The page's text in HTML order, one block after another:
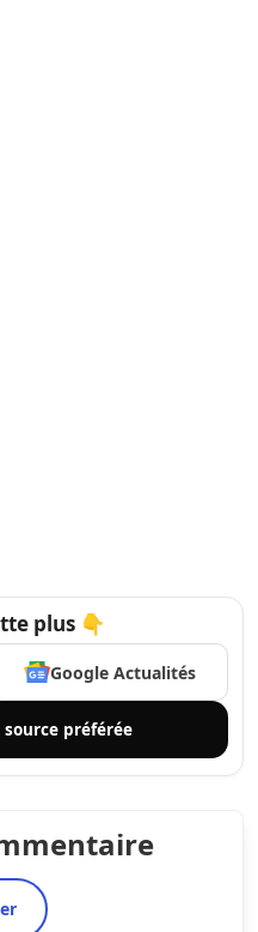
plus 👇
Google Actualités
source préférée